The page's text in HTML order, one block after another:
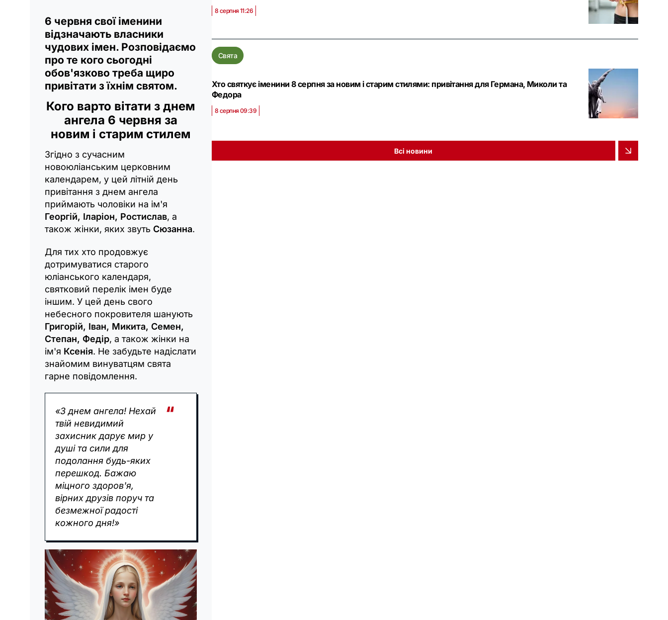
6 червня свої іменини
відзначають власники
чудових імен. Розповідаємо
про те кого сьогодні
обов'язково треба щиро
привітати з їхнім святом.
Кого варто вітати з днем
ангела 6 червня за
новим і старим стилем
Згідно з сучасним
новоюліанським церковним
календарем, у цей літній день
привітання з днем ангела
приймають чоловіки на ім'я
Георгій, Іларіон, Ростислав, а
також жінки, яких звуть Сюзанна.
Для тих хто продовжує
дотримуватися старого
юліанського календаря,
святковий перелік імен буде
іншим. У цей день свого
небесного покровителя шанують
Григорій, Іван, Микита, Семен,
Степан, Федір, а також жінки на
ім'я Ксенія. Не забудьте надіслати
знайомим винуватцям свята
гарне повідомлення.
«З днем ангела! Нехай
твій невидимий
захисник дарує мир у
душі та сили для
подолання будь-яких
перешкод. Бажаю
міцного здоров'я,
вірних друзів поруч та
безмежної радості
кожного дня!»
8 серпня 11:26
Свята
Хто святкує іменини 8 серпня за новим і старим стилями: привітання для Германа, Миколи та
Федора
8 серпня 09:39
Всі новини